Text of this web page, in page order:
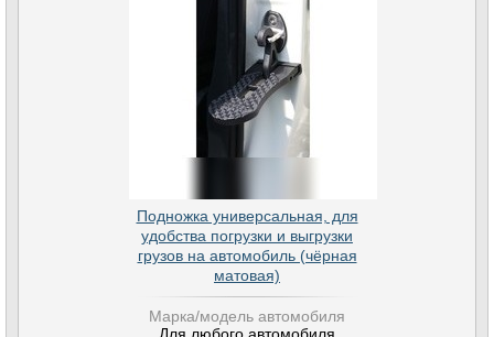
Подножка универсальная, для
удобства погрузки и выгрузки
грузов на автомобиль (чёрная
матовая)
Марка/модель автомобиля